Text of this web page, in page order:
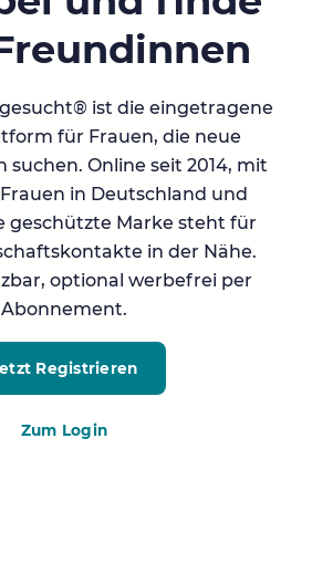
ist die eingetragene
für Frauen, die neue
suchen. Online seit 2014, mit
in Deutschland und
geschützte Marke steht für
in der Nähe.
optional werbefrei per
Abonnement.
Registrieren
Zum Login